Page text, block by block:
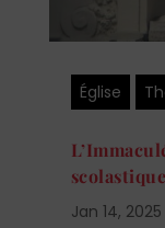
Église
Jan 14, 2025